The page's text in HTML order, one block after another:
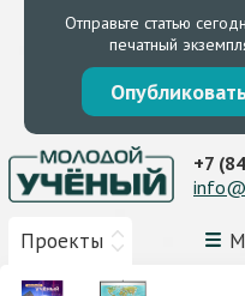
Отправьте статью
печатный
Проекты
+7